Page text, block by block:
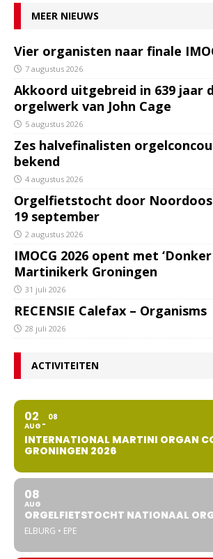
MEER NIEUWS
Vier organisten naar finale
7 augustus 2026
Akkoord uitgebreid in 639 jaar
orgelwerk van John Cage
5 augustus 2026
Zes halvefinalisten
bekend
4 augustus 2026
Orgelfietstocht door
19 september
2 augustus 2026
IMOCG 2026 opent met
Martinikerk Groningen
31 juli 2026
RECENSIE Calefax – Organisms
28 juli 2026
ACTIVITEITEN
02
AUG
08
INTERNATIONAL MARTINI ORGAN
GRONINGEN 2026
08
AUG
ORGELFIETSTOCHT NATIONAAL
ELBURG • EPE